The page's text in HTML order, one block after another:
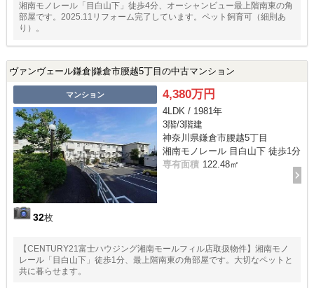
湘南モノレール「目白山下」徒歩4分、オーシャンビュー最上階南東の角
部屋です。2025.11リフォーム完了しています。ペット飼育可（細則あ
り）。
ヴァンヴェール鎌倉|鎌倉市腰越5丁目の中古マンション
マンション
32枚
4,380万円
4LDK / 1981年
3階/3階建
神奈川県鎌倉市腰越5丁目
湘南モノレール 目白山下 徒歩1分
専有面積 122.48㎡
【CENTURY21富士ハウジング湘南モールフィル店取扱物件】湘南モノ
レール「目白山下」徒歩1分、最上階南東の角部屋です。大切なペットと
共に暮らせます。